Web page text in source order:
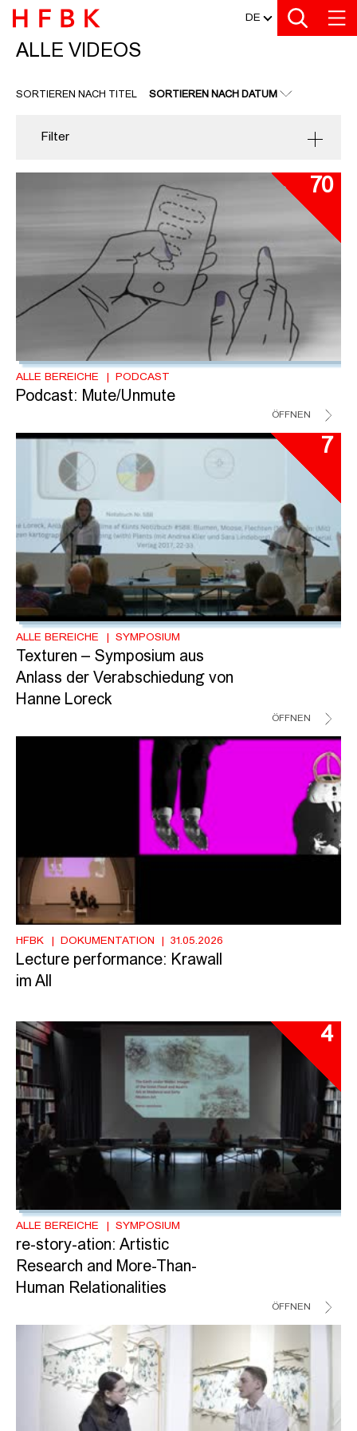
Zu den Filtern
Zur Metanavigation
Zur Hauptnavigation
Zur Suche
Zum Inhalt
Zum Seitenfuss DE
ALLE VIDEOS
ALLE VIDEOS
SORTIEREN NACH TITEL SORTIEREN NACH DATUM
Filter
70
ALLE BEREICHE PODCAST
Podcast: Mute/Unmute
ÖFFNEN
7
ALLE BEREICHE SYMPOSIUM
Texturen – Symposium aus
Anlass der Verabschiedung von
Hanne Loreck
ÖFFNEN
HFBK DOKUMENTATION 31.05.2026
Lecture performance: Krawall
im All
4
ALLE BEREICHE SYMPOSIUM
re-story-ation: Artistic
Research and More-Than-
Human Relationalities
ÖFFNEN